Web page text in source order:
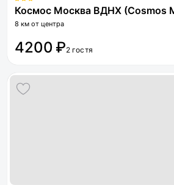
Космос Москва ВДНХ (Cosmos Moscow
8 км от центра
4200 ₽2 гостя